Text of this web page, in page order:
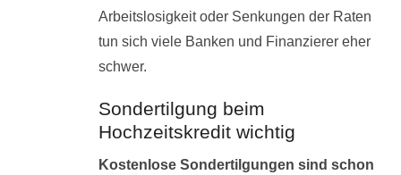
Arbeitslosigkeit oder Senkungen der Raten
tun sich viele Banken und Finanzierer eher
schwer.
Sondertilgung beim
Hochzeitskredit wichtig
Kostenlose Sondertilgungen sind schon